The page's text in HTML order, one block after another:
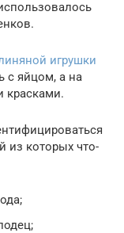
игрушки
с яйцом, а на
красками.
из которых что-